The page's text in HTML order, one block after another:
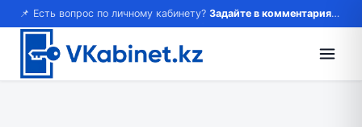
📌 Есть вопрос по личному кабинету? Задайте в комментариях — ответим!